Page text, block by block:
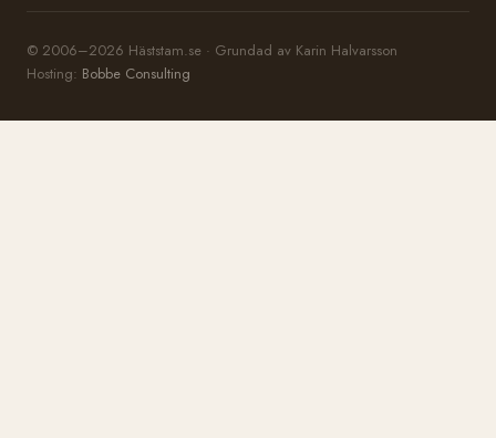
© 2006–2026 Häststam.se · Grundad av Karin Halvarsson
Hosting: Bobbe Consulting